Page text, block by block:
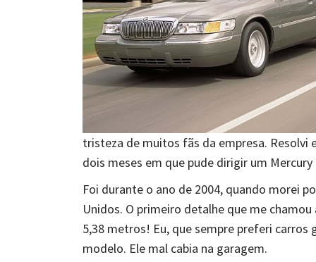
tristeza de muitos fãs da empresa. Resolvi
dois meses em que pude dirigir um
Foi durante o ano de 2004, quando morei
Unidos. O primeiro detalhe que me
5,38 metros! Eu, que sempre preferi
modelo. Ele mal cabia na garagem.